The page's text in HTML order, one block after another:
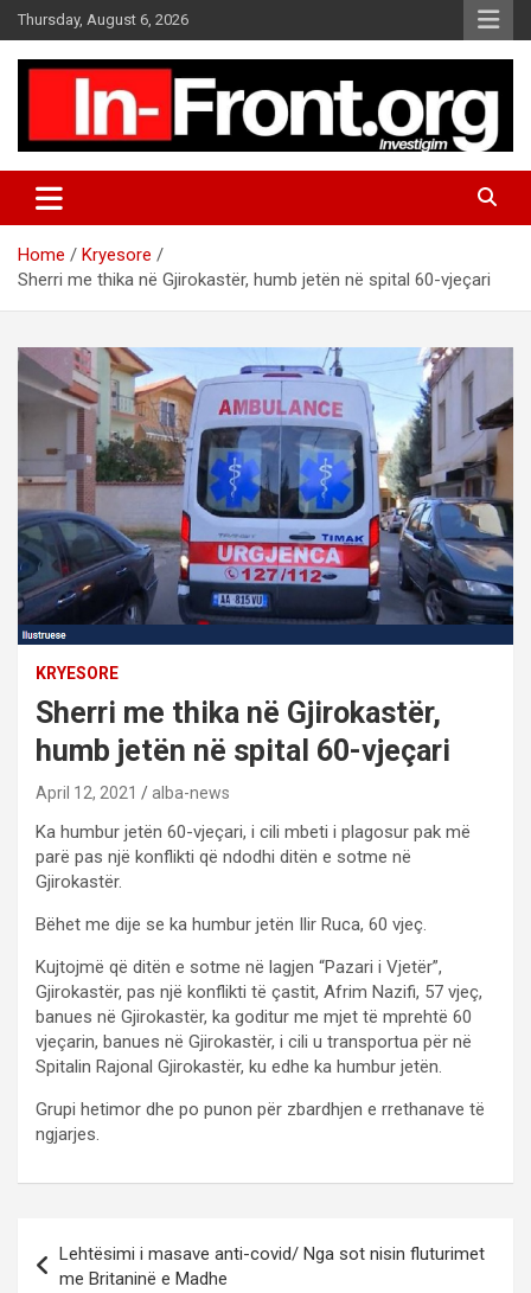
k
t
Thursday, August 6, 2026
Home
Kryesore
Sherri me thika në Gjirokastër, humb jetën në spital 60-vjeçari
KRYESORE
Sherri me thika në Gjirokastër,
humb jetën në spital 60-vjeçari
April 12, 2021 alba-news
Ka humbur jetën 60-vjeçari, i cili mbeti i plagosur pak më
parë pas një konflikti që ndodhi ditën e sotme në
Gjirokastër.
Bëhet me dije se ka humbur jetën Ilir Ruca, 60 vjeç.
Kujtojmë që ditën e sotme në lagjen “Pazari i Vjetër”,
Gjirokastër, pas një konflikti të çastit, Afrim Nazifi, 57 vjeç,
banues në Gjirokastër, ka goditur me mjet të mprehtë 60
vjeçarin, banues në Gjirokastër, i cili u transportua për në
Spitalin Rajonal Gjirokastër, ku edhe ka humbur jetën.
Grupi hetimor dhe po punon për zbardhjen e rrethanave të
ngjarjes.
Lehtësimi i masave anti-covid/ Nga sot nisin fluturimet
me Britaninë e Madhe